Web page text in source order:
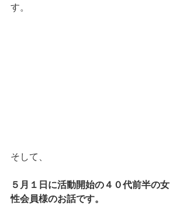
す。
そして、
５月１日に活動開始の４０代前半の女
性会員様のお話です。